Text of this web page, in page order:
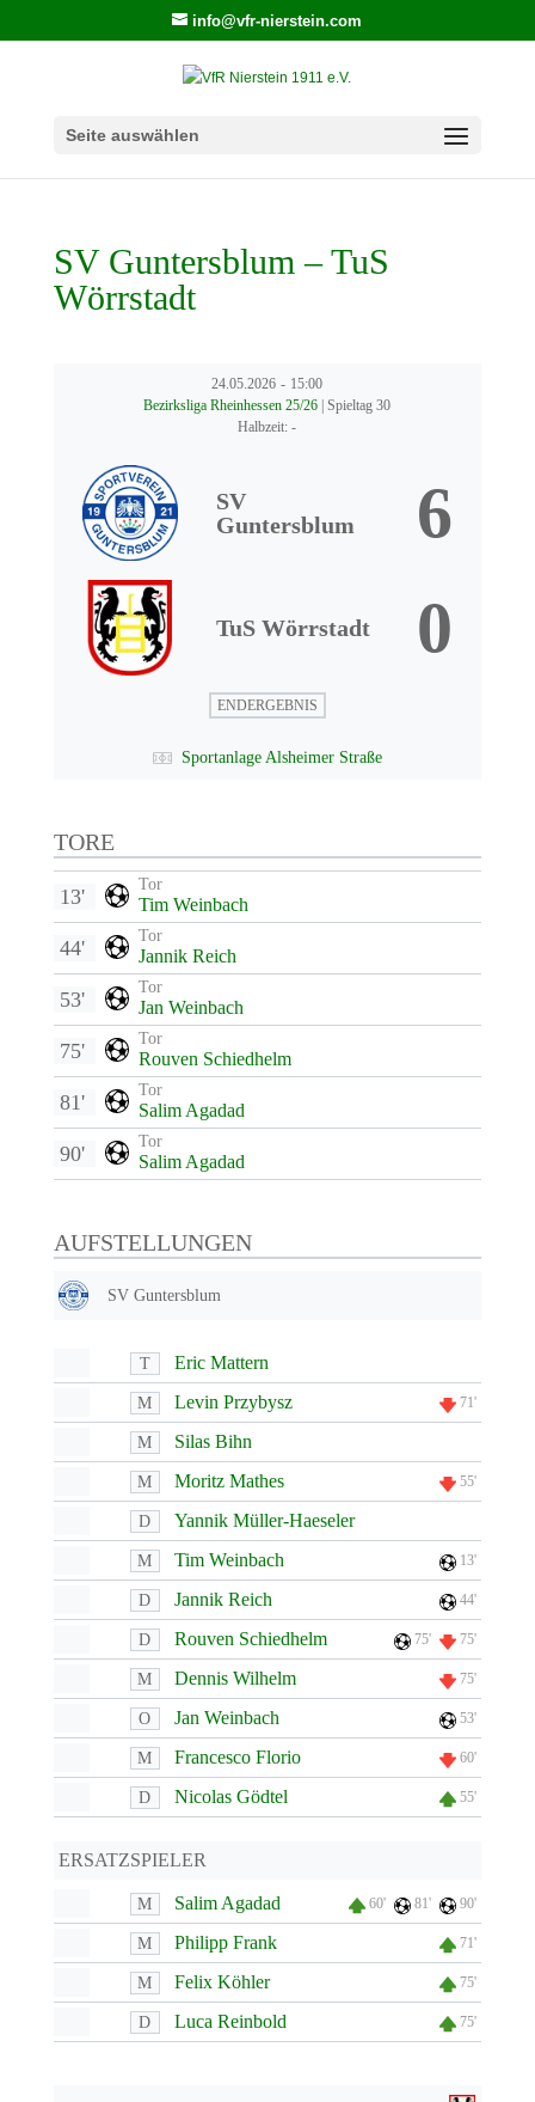
info@vfr-nierstein.com
Seite auswählen
SV Guntersblum – TuS
Wörrstadt
24.05.2026 - 15:00
Bezirksliga Rheinhessen 25/26 | Spieltag 30
Halbzeit: -
SV
Guntersblum
6
TuS Wörrstadt 0
ENDERGEBNIS
Sportanlage Alsheimer Straße
TORE
Tor
Tim Weinbach
13'
Tor
Jannik Reich
44'
Tor
Jan Weinbach
53'
Tor
Rouven Schiedhelm
75'
Tor
Salim Agadad
81'
Tor
Salim Agadad
90'
AUFSTELLUNGEN
SV Guntersblum
T Eric Mattern
M Levin Przybysz 71'
M Silas Bihn
M Moritz Mathes 55'
D Yannik Müller-Haeseler
M Tim Weinbach 13'
D Jannik Reich 44'
D Rouven Schiedhelm 75' 75'
M Dennis Wilhelm 75'
O Jan Weinbach 53'
M Francesco Florio 60'
D Nicolas Gödtel 55'
ERSATZSPIELER
M Salim Agadad 60' 81' 90'
M Philipp Frank 71'
M Felix Köhler 75'
D Luca Reinbold 75'